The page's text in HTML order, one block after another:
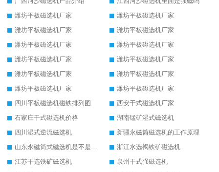
潍坊平板磁选机厂家
潍坊平板磁选机厂家
潍坊平板磁选机厂家
潍坊平板磁选机厂家
潍坊平板磁选机厂家
潍坊平板磁选机厂家
潍坊平板磁选机厂家
潍坊平板磁选机厂家
潍坊平板磁选机厂家
潍坊平板磁选机厂家
潍坊平板磁选机厂家
潍坊平板磁选机厂家
四川平板磁选机磁铁排列图
西安干式磁选机厂家
石家庄干式磁选机价格
湖南锰矿湿式磁选机
四川湿式逆流磁选机
新疆永磁筒磁选机的工作原理
山东永磁筒式磁选机是不是强磁
浙江水选褐铁矿磁选机
江苏干选铁矿磁选机
泉州干式强磁选机